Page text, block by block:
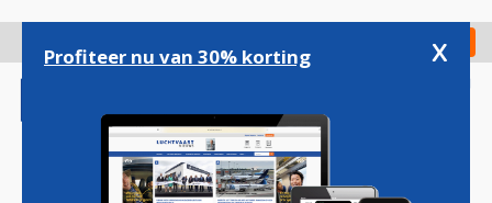
gaan
Check in
Profiteer nu van 30% korting x